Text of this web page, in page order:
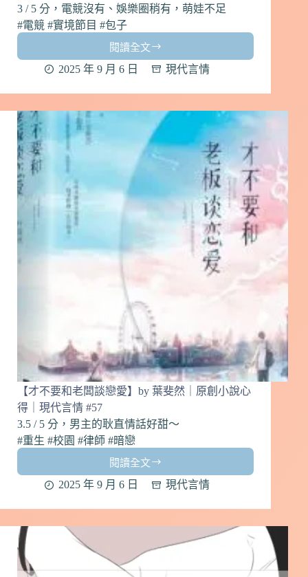
3 / 5 分，電競沒有、娛樂圈稍有，萌娃不足
#電競 #實境節目 #包子
閱讀全文
【情
書
旬】
by
｜
中
小
說
｜
情
#58
2025 年 9 月 6 日 現代言情
【才不要和老闆談戀愛】by 葉斐然｜原創小說心
得｜現代言情 #57
3.5 / 5 分，男主的耿直情話好甜～
#重生 #校園 #律師 #暗戀
閱讀全文
【才
不
和
老
談
戀
2025 年 9 月 6 日 現代言情